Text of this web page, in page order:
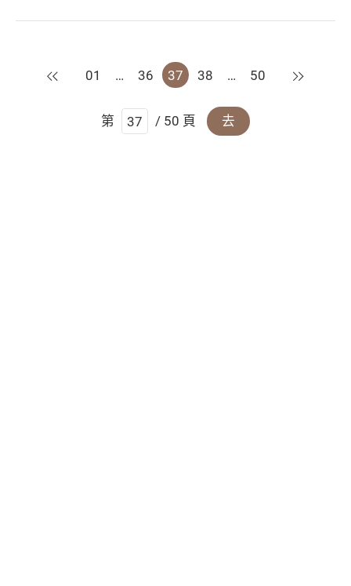
上一頁
01 … 36 37 38 … 50 下一頁
第 / 50 頁 去